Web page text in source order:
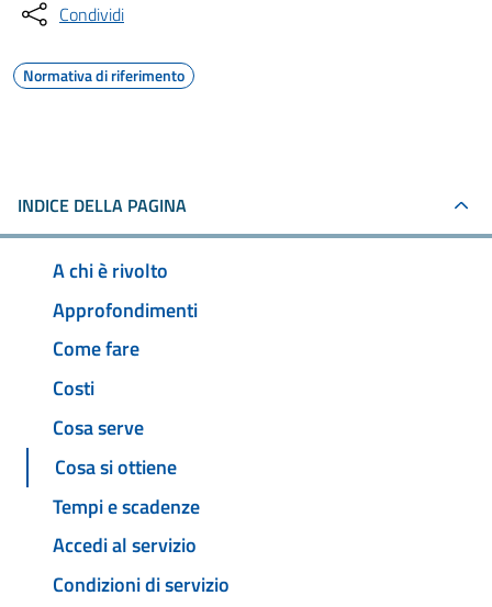
Condividi
Normativa di riferimento
INDICE DELLA PAGINA
A chi è rivolto
Approfondimenti
Come fare
Costi
Cosa serve
Cosa si ottiene
Tempi e scadenze
Accedi al servizio
Condizioni di servizio